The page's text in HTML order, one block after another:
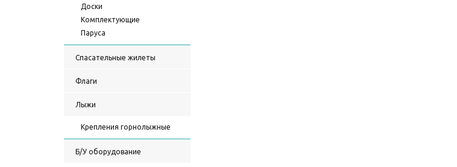
Доски
Комплектующие
Паруса
Спасательные жилеты
Флаги
Лыжи
Крепления горнолыжные
Б/У оборудование